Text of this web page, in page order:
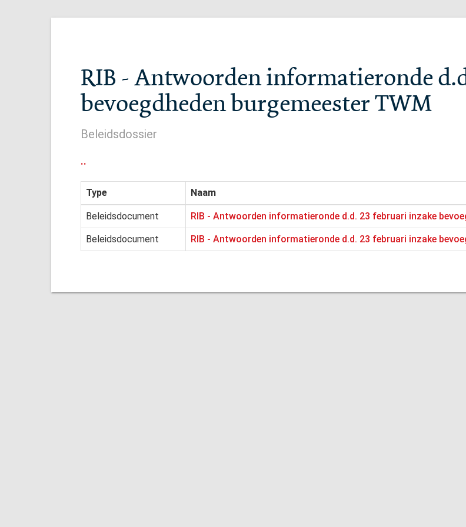
RIB - Antwoorden informatieronde
bevoegdheden burgemeester TWM
Beleidsdossier
..
Type Naam
Beleidsdocument RIB - Antwoorden informatieronde d.d. 23 februari inzake
Beleidsdocument RIB - Antwoorden informatieronde d.d. 23 februari inzake